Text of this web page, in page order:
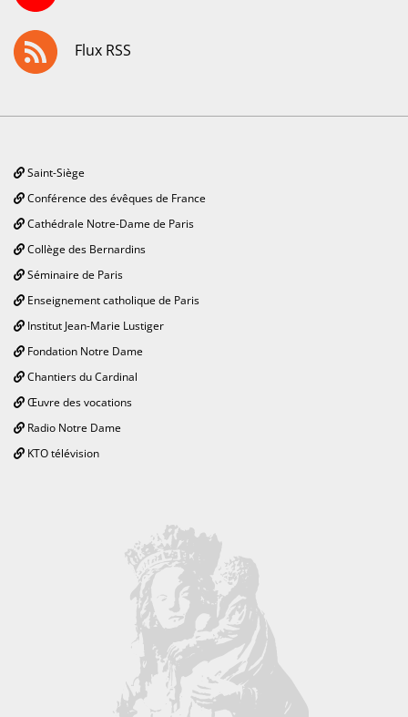
Flux RSS
Saint-Siège
Conférence des évêques de France
Cathédrale Notre-Dame de Paris
Collège des Bernardins
Séminaire de Paris
Enseignement catholique de Paris
Institut Jean-Marie Lustiger
Fondation Notre Dame
Chantiers du Cardinal
Œuvre des vocations
Radio Notre Dame
KTO télévision